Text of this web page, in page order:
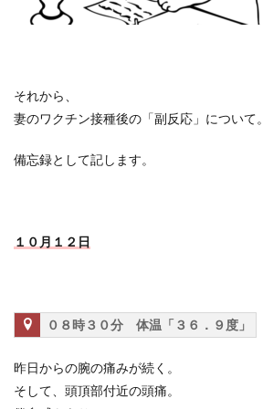
それから、
妻のワクチン接種後の「副反応」について。
備忘録として記します。
１０月１２日
０８時３０分 体温「３６．９度」
昨日からの腕の痛みが続く。
そして、頭頂部付近の頭痛。